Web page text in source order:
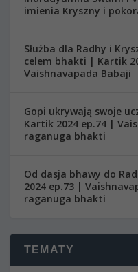
imienia Kryszny i
Służba dla Radhy i
celem bhakti | Kartik
Vaishnavapada Babaji
Gopi ukrywają swoje
Kartik 2024 ep.74 |
raganuga bhakti
Od dasja bhawy do
2024 ep.73 |
raganuga bhakti
TEMATY